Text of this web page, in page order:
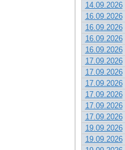
14.09.2026
16.09.2026
16.09.2026
16.09.2026
16.09.2026
17.09.2026
17.09.2026
17.09.2026
17.09.2026
17.09.2026
17.09.2026
19.09.2026
19.09.2026